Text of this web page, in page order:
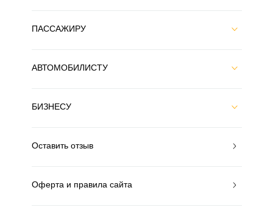
ПАССАЖИРУ
АВТОМОБИЛИСТУ
БИЗНЕСУ
Оставить отзыв
Оферта и правила сайта